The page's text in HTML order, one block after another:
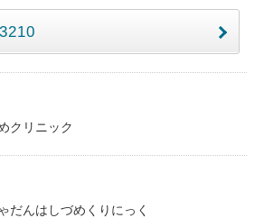
クリニック
だんはしづめくりにっく